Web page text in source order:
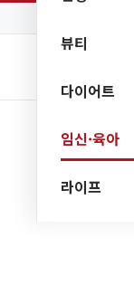
뷰티
다이어트
임신·육아
라이프